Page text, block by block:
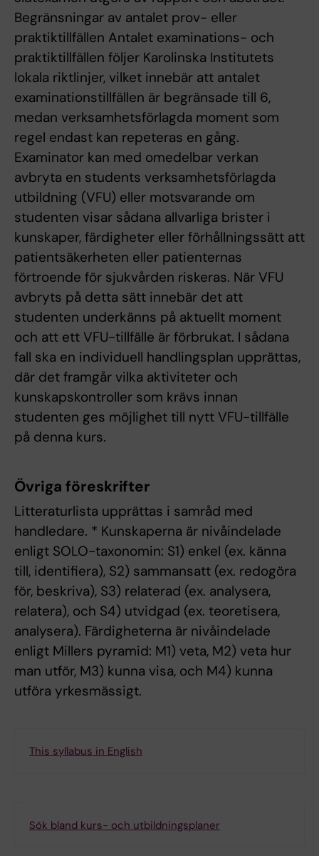
Begränsningar av antalet prov- eller
praktiktillfällen Antalet examinations- och
praktiktillfällen följer Karolinska Institutets
lokala riktlinjer, vilket innebär att antalet
examinationstillfällen är begränsade till 6,
medan verksamhetsförlagda moment som
regel endast kan repeteras en gång.
Examinator kan med omedelbar verkan
avbryta en students verksamhetsförlagda
utbildning (VFU) eller motsvarande om
studenten visar sådana allvarliga brister i
kunskaper, färdigheter eller förhållningssätt att
patientsäkerheten eller patienternas
förtroende för sjukvården riskeras. När VFU
avbryts på detta sätt innebär det att
studenten underkänns på aktuellt moment
och att ett VFU-tillfälle är förbrukat. I sådana
fall ska en individuell handlingsplan upprättas,
där det framgår vilka aktiviteter och
kunskapskontroller som krävs innan
studenten ges möjlighet till nytt VFU-tillfälle
på denna kurs.
Övriga föreskrifter
Litteraturlista upprättas i samråd med
handledare. * Kunskaperna är nivåindelade
enligt SOLO-taxonomin: S1) enkel (ex. känna
till, identifiera), S2) sammansatt (ex. redogöra
för, beskriva), S3) relaterad (ex. analysera,
relatera), och S4) utvidgad (ex. teoretisera,
analysera). Färdigheterna är nivåindelade
enligt Millers pyramid: M1) veta, M2) veta hur
man utför, M3) kunna visa, och M4) kunna
utföra yrkesmässigt.
This syllabus in English
Sök bland kurs- och utbildningsplaner